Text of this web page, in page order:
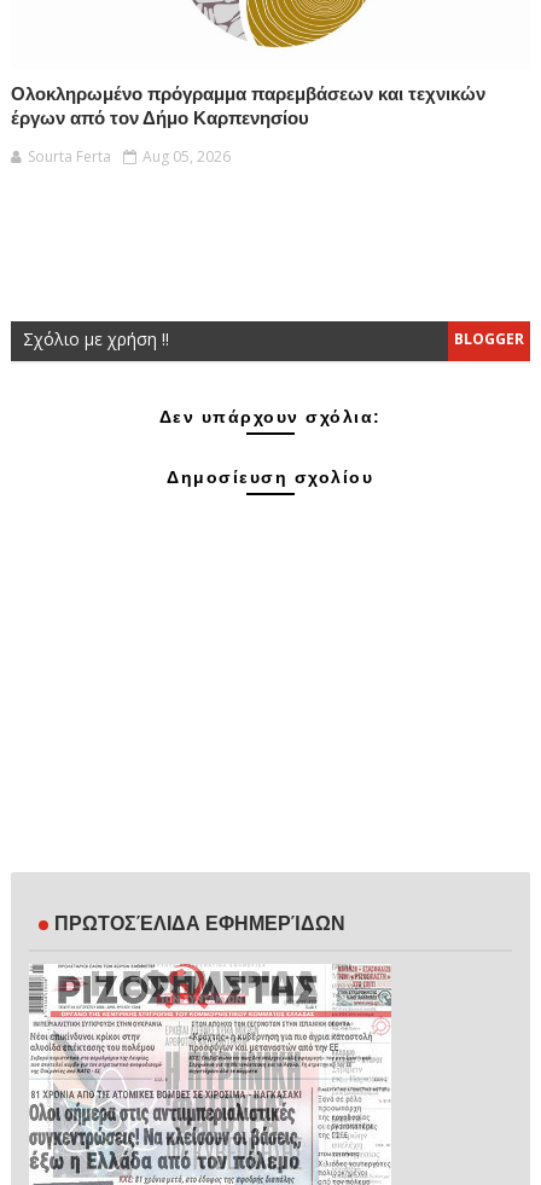
Ολοκληρωμένο πρόγραμμα παρεμβάσεων και τεχνικών
έργων από τον Δήμο Καρπενησίου
Sourta Ferta
Aug 05, 2026
BLOGGER
Σχόλιο με χρήση !!
Δεν υπάρχουν σχόλια:
Δημοσίευση σχολίου
ΠΡΩΤΟΣΈΛΙΔΑ ΕΦΗΜΕΡΊΔΩΝ